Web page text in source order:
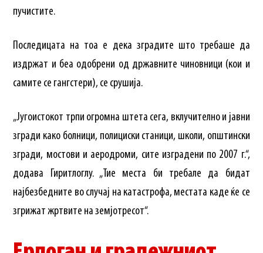
пучистите.
Последицата на тоа е дека зградите што требаше да
издржат и беа одобрени од државните чиновници (кои и
самите се гангстери), се срушија.
„Југоистокот трпи огромна штета сега, вклучително и јавни
згради како болници, полициски станици, школи, општински
згради, мостови и аеродроми, сите изградени по 2007 г.“,
додава Гиритлоглу. „Тие места би требале да бидат
најбезбедните во случај на катастрофа, местата каде ќе се
згрижат жртвите на земјотресот“.